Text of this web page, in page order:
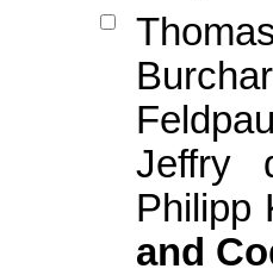
Jeffry
Philipp
and